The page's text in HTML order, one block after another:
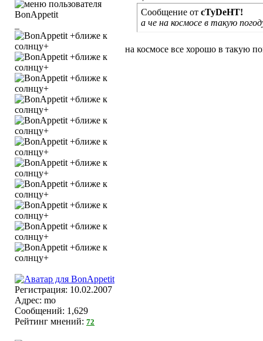
Регистрация: 10.02.2007
Адрес: mo
Сообщений: 1,629
Рейтинг мнений: 72
Сообщение от cTyDeHT!
а че на космосе в такую
на космосе все хорошо в такую